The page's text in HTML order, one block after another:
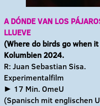
A DÓNDE VAN LOS
LLUEVE
(Where do birds go when
Kolumbien 2024.
R: Juan Sebastian Sisa.
Experimentalfilm
► 17 Min. OmeU
(Spanisch mit englischen